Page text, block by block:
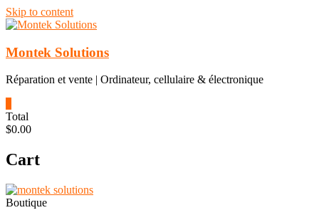
Skip to content
Montek Solutions
Réparation et vente | Ordinateur, cellulaire & électronique
Total
$0.00
Cart
Boutique